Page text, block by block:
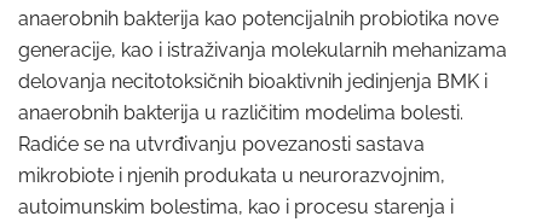
anaerobnih bakterija kao potencijalnih probiotika nove
generacije, kao i istraživanja molekularnih mehanizama
delovanja necitotoksičnih bioaktivnih jedinjenja BMK i
anaerobnih bakterija u različitim modelima bolesti.
Radiće se na utvrđivanju povezanosti sastava
mikrobiote i njenih produkata u neurorazvojnim,
autoimunskim bolestima, kao i procesu starenja i